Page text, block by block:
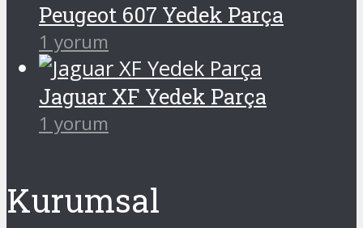
Peugeot 607 Yedek Parça
1 yorum
Jaguar XF Yedek Parça
1 yorum
Kurumsal